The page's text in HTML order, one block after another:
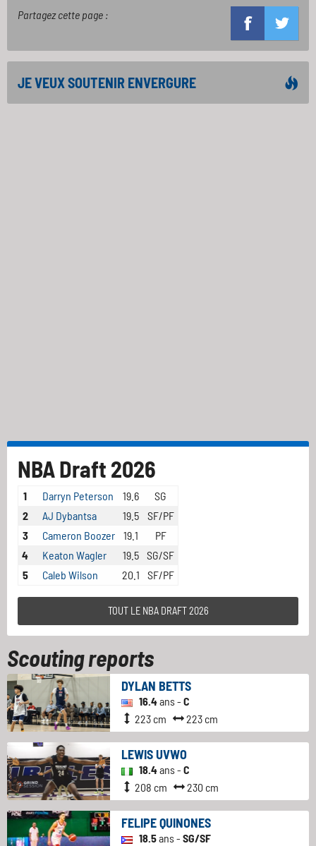
Partagez cette page :
JE VEUX SOUTENIR ENVERGURE
NBA Draft 2026
1 Darryn Peterson 19.6
SG
2
AJ Dybantsa 19.5
SF/PF
3
Cameron Boozer 19.1
PF
4
Keaton Wagler 19.5 SG/SF
5
Caleb Wilson 20.1 SF/PF
TOUT LE NBA DRAFT 2026
Scouting reports
DYLAN BETTS
16.4ans - C
223 cm
223 cm
LEWIS UVWO
18.4ans - C
208 cm
230 cm
FELIPE QUINONES
18.5ans - SG/SF